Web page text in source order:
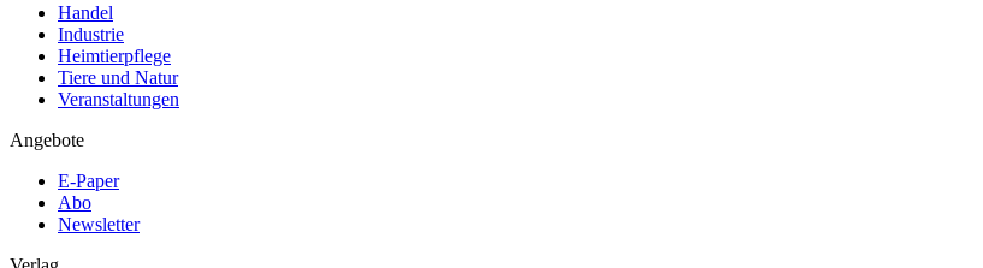
Handel
Industrie
Heimtierpflege
Tiere und Natur
Veranstaltungen
Angebote
E-Paper
Abo
Newsletter